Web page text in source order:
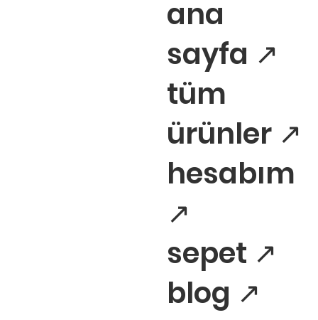
ana
sayfa ↗
tüm
ürünler ↗
hesabım
↗
sepet ↗
blog ↗